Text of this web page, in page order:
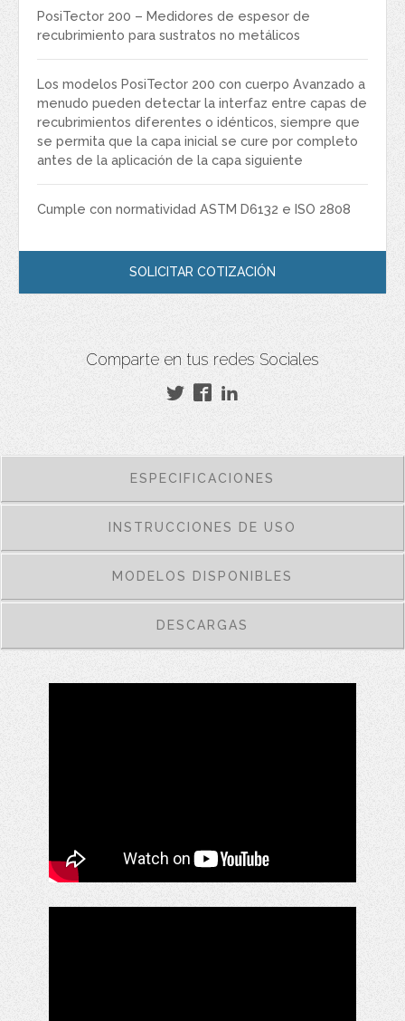
PosiTector 200 – Medidores de espesor de
recubrimiento para sustratos no metálicos
Los modelos PosiTector 200 con cuerpo Avanzado a
menudo pueden detectar la interfaz entre capas de
recubrimientos diferentes o idénticos, siempre que
se permita que la capa inicial se cure por completo
antes de la aplicación de la capa siguiente
Cumple con normatividad ASTM D6132 e ISO 2808
SOLICITAR COTIZACIÓN
Comparte en tus redes Sociales
ESPECIFICACIONES
INSTRUCCIONES DE USO
MODELOS DISPONIBLES
DESCARGAS